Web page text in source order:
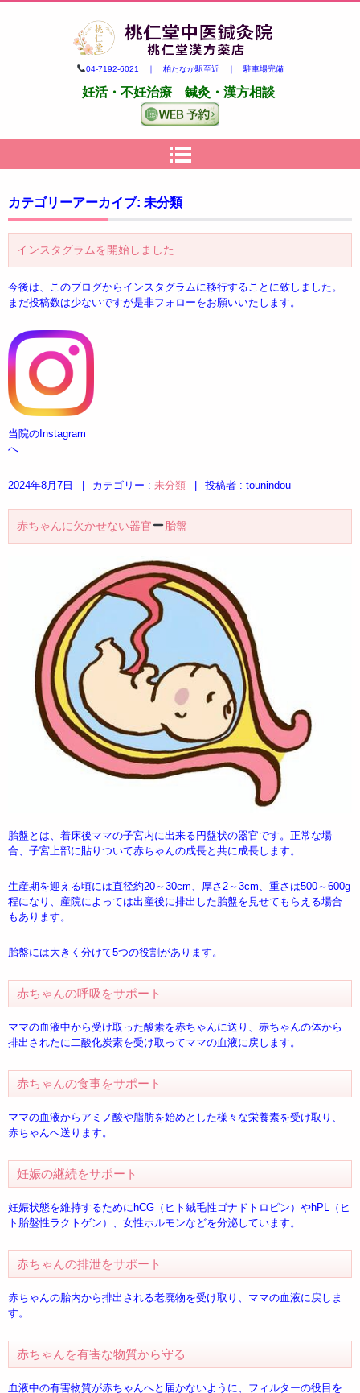
柏市の妊活・不妊治療専門 鍼
灸・漢方｜桃仁堂中医鍼灸院・
桃仁堂漢方薬店
04-7192-6021 ｜ 柏たなか駅至近 ｜ 駐車場完備
妊活・不妊治療 鍼灸・漢方相談
カテゴリーアーカイブ: 未分類
インスタグラムを開始しました
今後は、このブログからインスタグラムに移行することに致しました。
まだ投稿数は少ないですが是非フォローをお願いいたします。
当院のInstagram
へ
2024年8月7日 | カテゴリー : 未分類 | 投稿者 : tounindou
赤ちゃんに欠かせない器官 胎盤
胎盤とは、着床後ママの子宮内に出来る円盤状の器官です。正常な場
合、子宮上部に貼りついて赤ちゃんの成長と共に成長します。
生産期を迎える頃には直径約20～30cm、厚さ2～3cm、重さは500～600g
程になり、産院によっては出産後に排出した胎盤を見せてもらえる場合
もあります。
胎盤には大きく分けて5つの役割があります。
赤ちゃんの呼吸をサポート
ママの血液中から受け取った酸素を赤ちゃんに送り、赤ちゃんの体から
排出されたに二酸化炭素を受け取ってママの血液に戻します。
赤ちゃんの食事をサポート
ママの血液からアミノ酸や脂肪を始めとした様々な栄養素を受け取り、
赤ちゃんへ送ります。
妊娠の継続をサポート
妊娠状態を維持するためにhCG（ヒト絨毛性ゴナドトロピン）やhPL（ヒ
ト胎盤性ラクトゲン）、女性ホルモンなどを分泌しています。
赤ちゃんの排泄をサポート
赤ちゃんの胎内から排出される老廃物を受け取り、ママの血液に戻しま
す。
赤ちゃんを有害な物質から守る
血液中の有害物質が赤ちゃんへと届かないように、フィルターの役目を